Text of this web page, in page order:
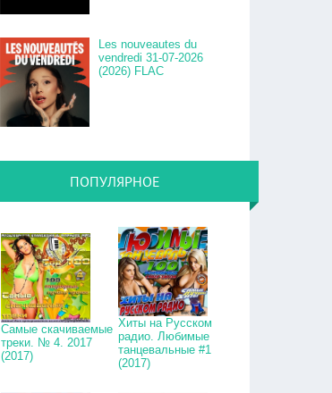
Les nouveautes du
vendredi 31-07-2026
(2026) FLAC
ПОПУЛЯРНОЕ
Самые скачиваемые
треки. № 4. 2017
(2017)
Хиты на Русском
радио. Любимые
танцевальные #1
(2017)